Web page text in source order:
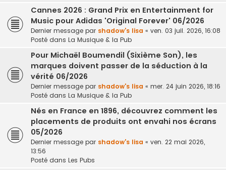
Cannes 2026 : Grand Prix en Entertainment for
Music pour Adidas 'Original Forever' 06/2026
Dernier message par shadow's lisa « ven. 03 juil. 2026, 16:08
Posté dans La Musique & la Pub
Pour Michaël Boumendil (Sixième Son), les
marques doivent passer de la séduction à la
vérité 06/2026
Dernier message par shadow's lisa « mer. 24 juin 2026, 18:16
Posté dans La Musique & la Pub
Nés en France en 1896, découvrez comment les
placements de produits ont envahi nos écrans
05/2026
Dernier message par shadow's lisa « ven. 22 mai 2026,
13:56
Posté dans Les Pubs